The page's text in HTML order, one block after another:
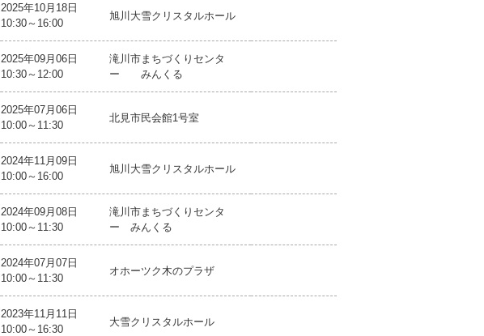
2025年10月18日
10:30～16:00
旭川大雪クリスタルホール
2025年09月06日
10:30～12:00
滝川市まちづくりセンタ
ー みんくる
2025年07月06日
10:00～11:30
北見市民会館1号室
2024年11月09日
10:00～16:00
旭川大雪クリスタルホール
2024年09月08日
10:00～11:30
滝川市まちづくりセンタ
ー みんくる
2024年07月07日
10:00～11:30
オホーツク木のプラザ
2023年11月11日
10:00～16:30
大雪クリスタルホール